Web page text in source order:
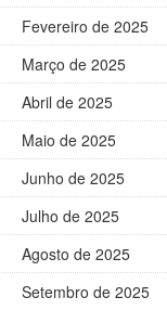
Fevereiro de 2025
Março de 2025
Abril de 2025
Maio de 2025
Junho de 2025
Julho de 2025
Agosto de 2025
Setembro de 2025